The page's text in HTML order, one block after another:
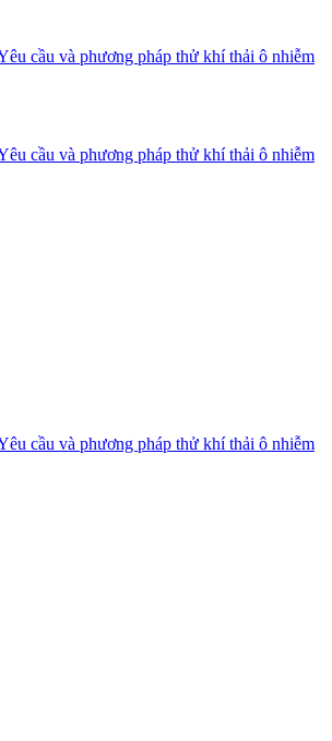
cầu và phương pháp thử khí thải ô nhiễm
cầu và phương pháp thử khí thải ô nhiễm
cầu và phương pháp thử khí thải ô nhiễm